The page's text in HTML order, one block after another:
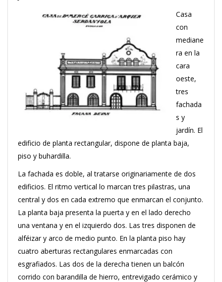
Casa
con
mediane
ra en la
cara
oeste,
tres
fachada
s y
jardín. El
edificio de planta rectangular, dispone de planta baja,
piso y buhardilla.
La fachada es doble, al tratarse originariamente de dos
edificios. El ritmo vertical lo marcan tres pilastras, una
central y dos en cada extremo que enmarcan el conjunto.
La planta baja presenta la puerta y en el lado derecho
una ventana y en el izquierdo dos. Las tres disponen de
alféizar y arco de medio punto. En la planta piso hay
cuatro aberturas rectangulares enmarcadas con
esgrafiados. Las dos de la derecha tienen un balcón
corrido con barandilla de hierro, entrevigado cerámico y